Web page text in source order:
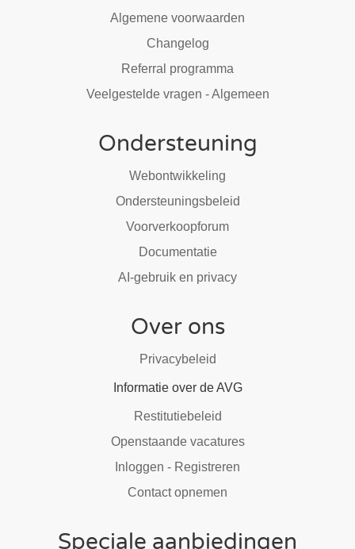
Algemene voorwaarden
Changelog
Referral programma
Veelgestelde vragen - Algemeen
Ondersteuning
Webontwikkeling
Ondersteuningsbeleid
Voorverkoopforum
Documentatie
AI-gebruik en privacy
Over ons
Privacybeleid
Informatie over de AVG
Restitutiebeleid
Openstaande vacatures
Inloggen - Registreren
Contact opnemen
Speciale aanbiedingen